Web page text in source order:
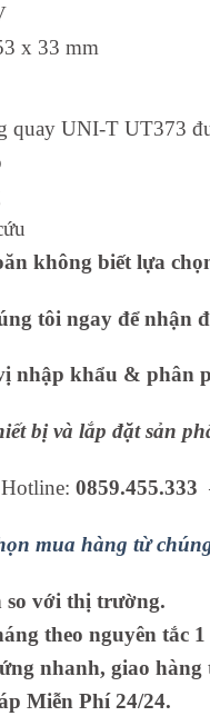
x 33 mm
quay UNI-T UT373
không biết lựa
tôi ngay để nhận
nhập khẩu & phân
bị và lắp đặt sản
0859.455.333
mua hàng từ
so với thị trường.
theo nguyên tắc
nhanh, giao hàng
Miễn Phí 24/24.